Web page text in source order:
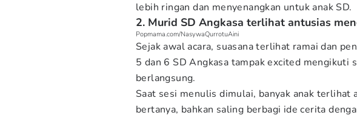
lebih ringan dan menyenangkan untuk anak SD.
2. Murid SD Angkasa terlihat antusias
Popmama.com/NasywaQurrotuAini
Sejak awal acara, suasana terlihat ramai dan
5 dan 6 SD Angkasa tampak excited mengikuti
berlangsung.
Saat sesi menulis dimulai, banyak anak terlihat
bertanya, bahkan saling berbagi ide cerita